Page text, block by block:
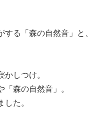
る「森の自然音」と、
かしつけ。
森の自然音」。
た。